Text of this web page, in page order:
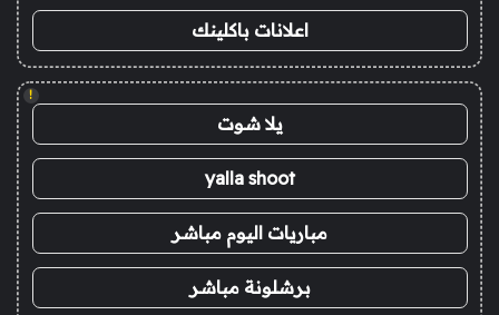
اعلانات باكلينك
!
يلا شوت
yalla shoot
مباريات اليوم مباشر
برشلونة مباشر